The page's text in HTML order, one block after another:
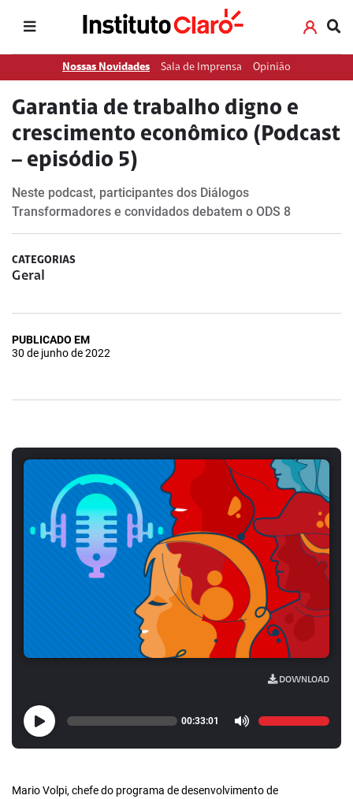
Nossas Novidades Sala de Imprensa Opinião
Garantia de trabalho digno e
crescimento econômico (Podcast
– episódio 5)
Neste podcast, participantes dos Diálogos
Transformadores e convidados debatem o ODS 8
CATEGORIAS
Geral
PUBLICADO EM
30 de junho de 2022
DOWNLOAD
00:33:01
Mario Volpi, chefe do programa de desenvolvimento de